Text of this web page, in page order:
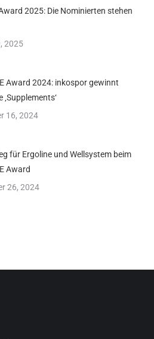
2025: Die Nominierten stehen
2025
Award 2024: inkospor gewinnt
‚Supplements‘
16, 2024
für Ergoline und Wellsystem beim
Award
26, 2024